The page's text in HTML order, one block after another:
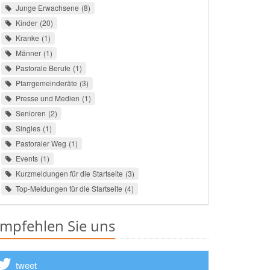
Junge Erwachsene 8
Kinder 20
Kranke 1
Männer 1
Pastorale Berufe 1
Pfarrgemeinderäte 3
Presse und Medien 1
Senioren 2
Singles 1
Pastoraler Weg 1
Events 1
Kurzmeldungen für die Startseite 3
Top-Meldungen für die Startseite 4
Sie uns
tweet